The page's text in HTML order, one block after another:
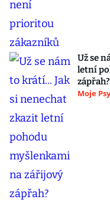
Už se
letní
zápřah?
Moje